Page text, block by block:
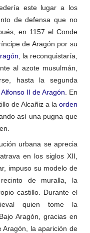
este lugar a los
de defensa que no
en 1157 el Conde
de Aragón por su
, la reconquistaría,
al azote musulmán,
hasta la segunda
Alfonso II de Aragón . En
de Alcañiz a la orden
así una pugna que
urbana se aprecia
en los siglos XII,
impuso su modelo de
de muralla, la
castillo. Durante el
quien tome la
Aragón, gracias en
Aragón, la aparición de